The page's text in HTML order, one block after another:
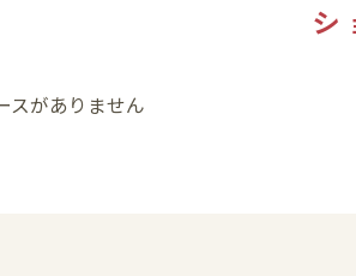
シ
スがありません